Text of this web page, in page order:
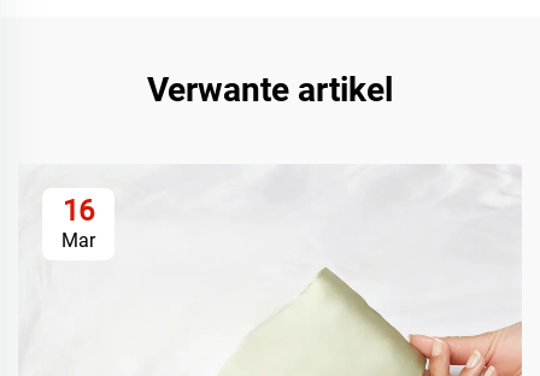
Verwante artikel
16
Mar